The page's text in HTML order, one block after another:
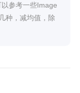
参考一些Image
种，减均值，除